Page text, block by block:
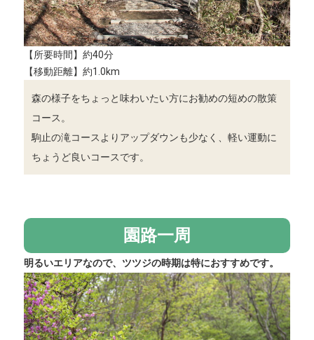
【所要時間】約40分
【移動距離】約1.0km
森の様子をちょっと味わいたい方にお勧めの短めの散策
コース。
駒止の滝コースよりアップダウンも少なく、軽い運動に
ちょうど良いコースです。
園路一周
明るいエリアなので、ツツジの時期は特におすすめです。